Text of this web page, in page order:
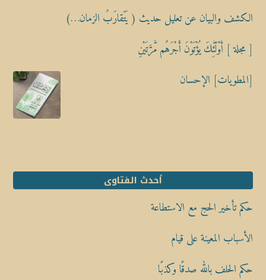
الكشف والبيان عن تعليل حديث ( يَتَقارَبُ الزمان…)
[ مجلة ] أُوْلَٰٓئِكَ يُؤْتَوْنَ أَجْرَهُم مَّرَّتَيْنِ
[المطويات] الإحسان
أحدث الفتاوى
حكم تأخير الحج مع الاستطاعة
الأسباب المعينة على قيام
حكم الحلف بالله صدقًا وكذبًا